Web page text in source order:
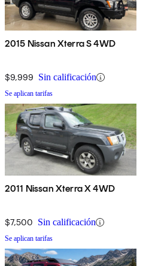
2015 Nissan Xterra S 4WD
$9,999 Sin calificación
Se aplican tarifas
2011 Nissan Xterra X 4WD
$7,500 Sin calificación
Se aplican tarifas